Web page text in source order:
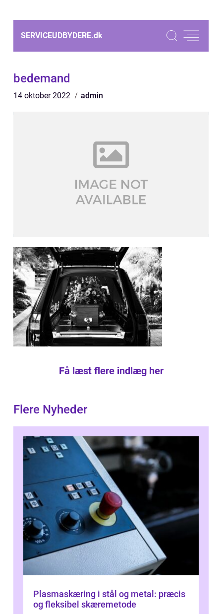
SERVICEUDBYDERE.dk
bedemand
14 oktober 2022 admin
Få læst flere indlæg her
Flere Nyheder
Plasmaskæring i stål og metal: præcis
og fleksibel skæremetode